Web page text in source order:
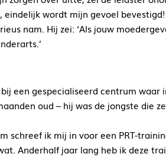
eindelijk wordt mijn gevoel
nam. Hij zei: ‘Als jouw
een gespecialiseerd centrum waar
oud – hij was de jongste die
schreef ik mij in voor een PRT-
Anderhalf jaar lang heb ik deze